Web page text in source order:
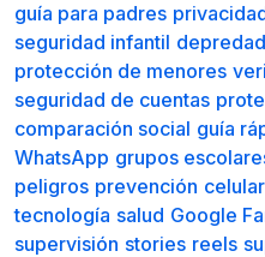
guía para padres
seguridad infantil
protección de menores
seguridad de cuentas
comparación social guía
WhatsApp grupos
peligros prevención celular
tecnología salud Google
supervisión stories reels